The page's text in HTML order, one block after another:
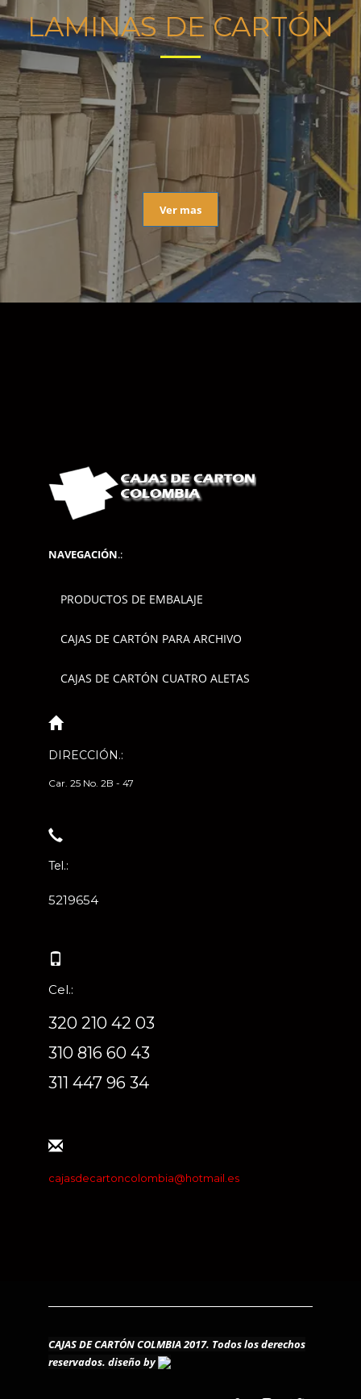
LAMINAS DE CARTÓN
Ver mas
NAVEGACIÓN.:
PRODUCTOS DE EMBALAJE
CAJAS DE CARTÓN PARA ARCHIVO
CAJAS DE CARTÓN CUATRO ALETAS
DIRECCIÓN.:
Car. 25 No. 2B - 47
Tel.:
5219654
Cel.:
320 210 42 03
310 816 60 43
311 447 96 34
cajasdecartoncolombia@hotmail.es
CAJAS DE CARTÓN COLMBIA 2017. Todos los derechos
reservados. diseño by